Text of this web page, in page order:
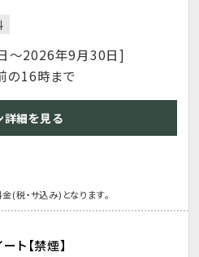
～2026年9月30日]
の16時まで
詳細を見る
税・サ込み)となります。
ト【禁煙】